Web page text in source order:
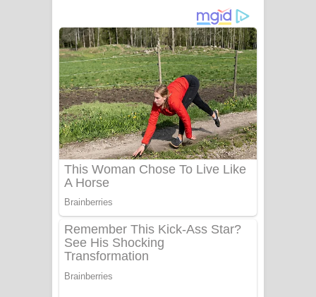
අම්මා ගීතයේ පද පෙළ
Gemak Deela Song Lyrics - ගේමක් දීලා
ගීතයේ පද පෙළ
Niwuna Numba Hinda Song Lyrics -
නිවුනා නුඹ හින්දා ගීතයේ පද පෙළ
Numba Dun Aadare Song Lyrics - නුඹ
Liyamuda Dan Anagathe Song Lyrics
- ලියමුද දැන් අනාගතේ ගීතයේ පද පෙළ